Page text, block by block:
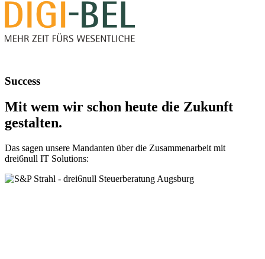
Success
Mit wem wir schon heute die Zukunft
gestalten.
Das sagen unsere Mandanten über die Zusammenarbeit mit
drei6null IT Solutions: